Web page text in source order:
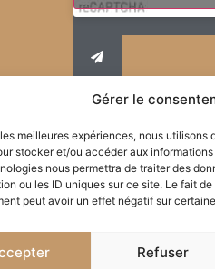
Gérer le
meilleures expériences, nous utilisons
stocker et/ou accéder aux
nous permettra de traiter des
ou les ID uniques sur ce site. Le fait
peut avoir un effet négatif sur
Refuser